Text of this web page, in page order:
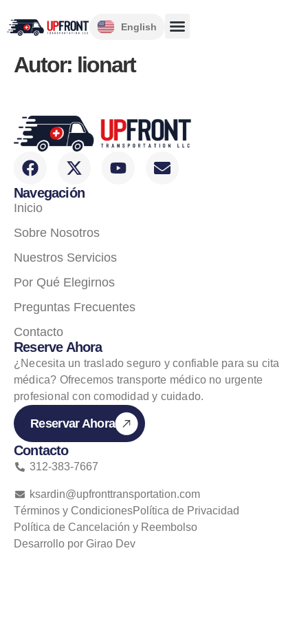
English
Autor: lionart
Reserve Ahora
¿Necesita un traslado seguro y confiable para su cita
médica? Ofrecemos transporte médico no urgente
profesional con comodidad y cuidado.
Reservar Ahora
Navegación
Inicio
Sobre Nosotros
Nuestros Servicios
Por Qué Elegirnos
Preguntas Frecuentes
Contacto
Contacto
312-383-7667
ksardin@upfronttransportation.com
Términos y CondicionesPolítica de Privacidad
Política de Cancelación y Reembolso
Desarrollo por Girao Dev